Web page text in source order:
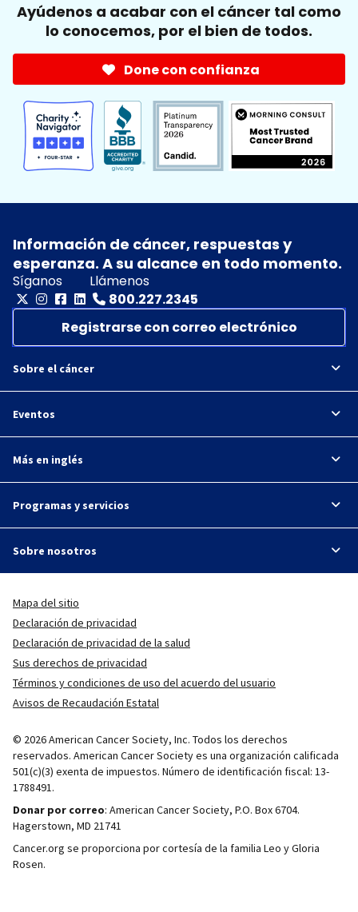
Ayúdenos a acabar con el cáncer tal como
lo conocemos, por el bien de todos.
Done con confianza
Información de cáncer, respuestas y
esperanza. A su alcance en todo momento.
Síganos
Llámenos
800.227.2345
Registrarse con correo electrónico
Sobre el cáncer
Eventos
Más en inglés
Programas y servicios
Sobre nosotros
Mapa del sitio
Declaración de privacidad
Declaración de privacidad de la salud
Sus derechos de privacidad
Términos y condiciones de uso del acuerdo del usuario
Avisos de Recaudación Estatal
© 2026 American Cancer Society, Inc. Todos los derechos
reservados. American Cancer Society es una organización calificada
501(c)(3) exenta de impuestos. Número de identificación fiscal: 13-
1788491.
Donar por correo: American Cancer Society, P.O. Box 6704.
Hagerstown, MD 21741
Cancer.org se proporciona por cortesía de la familia Leo y Gloria
Rosen.